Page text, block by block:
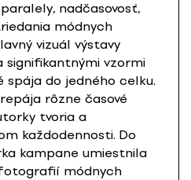
nadčasovosť,
módnych
vizuál výstavy
signifikantnými vzormi
do jedného celku.
rôzne časové
tvoria a
každodennosti. Do
kampane umiestnila
módnych